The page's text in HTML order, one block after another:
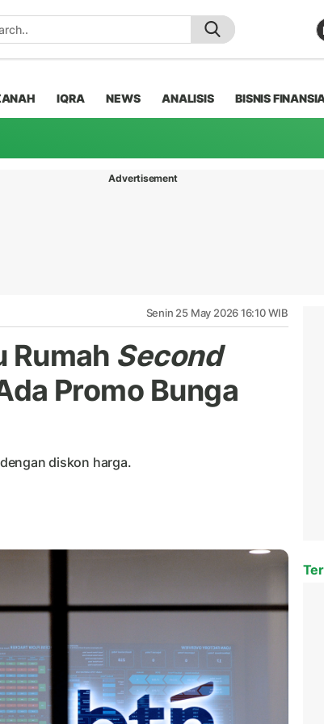
IQRA NEWS ANALISIS BISNIS
Advertisement
Senin 25 May 2026 16:10 WIB
Rumah Second
Promo Bunga
diskon harga.